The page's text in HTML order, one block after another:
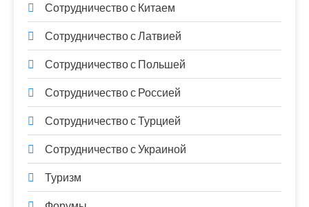
Сотрудничество с Китаем
Сотрудничество с Латвией
Сотрудничество с Польшей
Сотрудничество с Россией
Сотрудничество с Турцией
Сотрудничество с Украиной
Туризм